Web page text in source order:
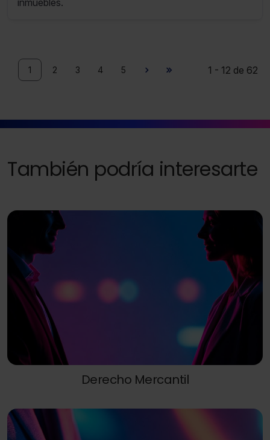
inmuebles.
1 - 12 de 62
1 2 3 4 5
También podría interesarte
Derecho Mercantil